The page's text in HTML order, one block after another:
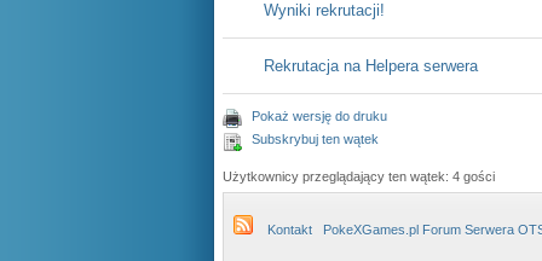
Wyniki rekrutacji!
Rekrutacja na Helpera serwera
Pokaż wersję do druku
Subskrybuj ten wątek
Użytkownicy przeglądający ten wątek: 4 gości
Kontakt PokeXGames.pl Forum Serwera